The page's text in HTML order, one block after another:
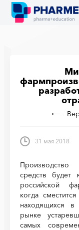
31 мая 2018
средств будет
российской
когда
находящихся в
рынке
самых